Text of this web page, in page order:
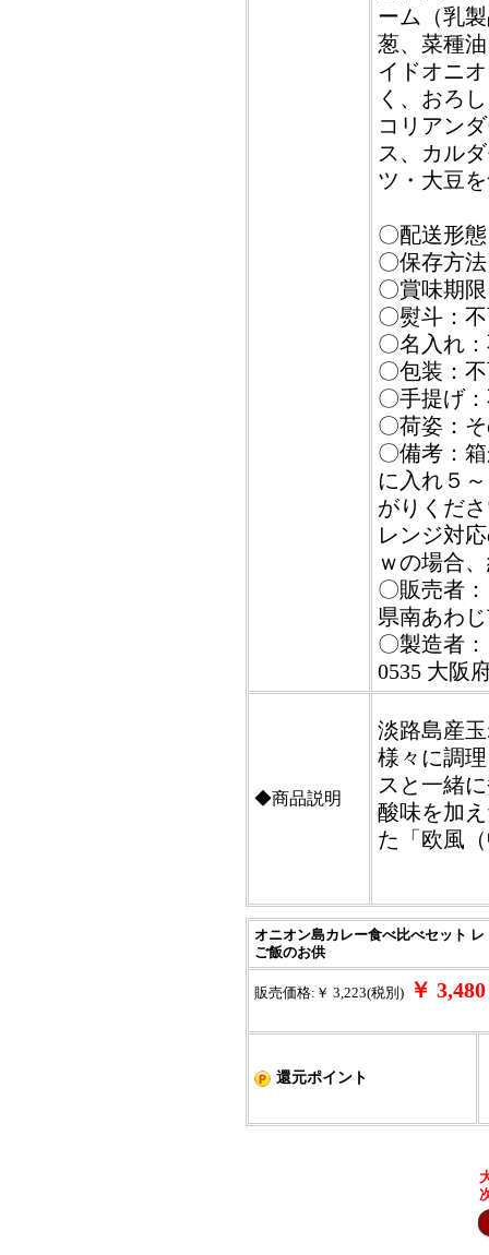
ーム（乳
葱、菜種
イドオニ
く、おろ
コリアン
ス、カル
ツ・大豆
〇配送形
〇保存方
〇賞味期
〇熨斗：
〇名入れ
〇包装：
〇手提げ
〇荷姿：
〇備考：
に入れ５
がりくだ
レンジ対
ｗの場合
〇販売者
県南あわ
〇製造者
0535 大阪
◆商品説明
淡路島産
様々に調
スと一緒
酸味を加
た「欧風
オニオン島カレー食べ比べセット
ご飯のお供
販売価格:￥ 3,223(税別) ￥
還元ポイント